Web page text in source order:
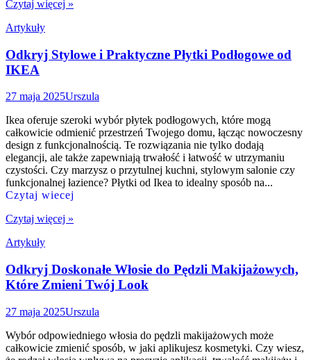
Czytaj więcej »
Artykuły
Odkryj Stylowe i Praktyczne Płytki Podłogowe od
IKEA
27 maja 2025Urszula
Ikea oferuje szeroki wybór płytek podłogowych, które mogą
całkowicie odmienić przestrzeń Twojego domu, łącząc nowoczesny
design z funkcjonalnością. Te rozwiązania nie tylko dodają
elegancji, ale także zapewniają trwałość i łatwość w utrzymaniu
czystości. Czy marzysz o przytulnej kuchni, stylowym salonie czy
funkcjonalnej łazience? Płytki od Ikea to idealny sposób na...
Czytaj wiecej
Czytaj więcej »
Artykuły
Odkryj Doskonałe Włosie do Pędzli Makijażowych,
Które Zmieni Twój Look
27 maja 2025Urszula
Wybór odpowiedniego włosia do pędzli makijażowych może
całkowicie zmienić sposób, w jaki aplikujesz kosmetyki. Czy wiesz,